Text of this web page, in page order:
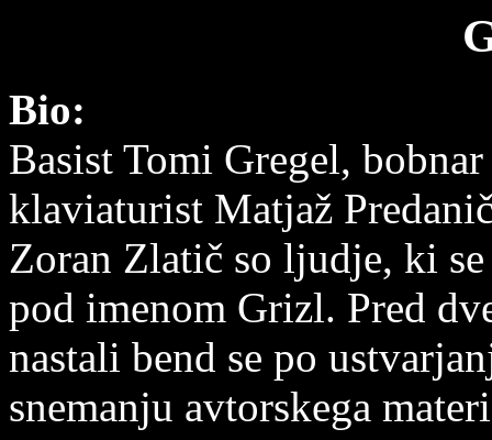
Bio:
Basist Tomi Gregel,
klaviaturist Matjaž
Zoran Zlatič so ljudje, ki
pod imenom Grizl. Pred
nastali bend se po
snemanju avtorskega